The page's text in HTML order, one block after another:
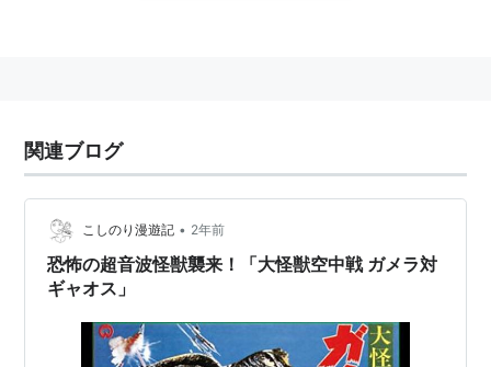
発化によって復活を遂げる。
最大の武器は口から発する超音波メス。二股に分かれた
首の骨に泣き声を共鳴させ、そのエネルギーを一転集中
させることにより目標物を破壊および切断することが可
能。鋼鉄はもちろんのこと、弾丸が通じないガメラの腕
すら傷をつけてしまうほど。性格は凶暴凶悪。また肉食
であり、家畜や人間を次々と襲っては食べていた。空腹
関連ブログ
こしのり漫遊記 • 2年前
恐怖の超音波怪獣襲来！「大怪獣空中戦 ガメラ対
ギャオス」